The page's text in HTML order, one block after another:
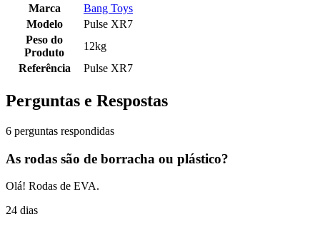
Marca
Bang Toys
Modelo
Pulse XR7
Peso do
Produto
12kg
Referência
Pulse XR7
Perguntas e Respostas
6 perguntas respondidas
As rodas são de borracha ou plástico?
Olá! Rodas de EVA.
24 dias